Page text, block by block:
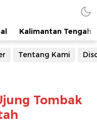
Kalimantan Tengah
Tentang Kami
Tombak